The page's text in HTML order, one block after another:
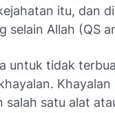
itu, dan
selain Allah (QS
untuk tidak
salah satu alat